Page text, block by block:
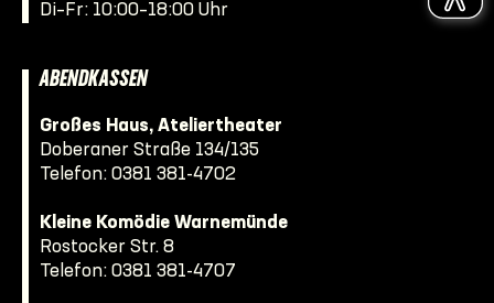
Di–Fr: 10:00–18:00 Uhr
ABENDKASSEN
Großes Haus, Ateliertheater
Doberaner Straße 134/135
Telefon: 0381 381-4702
Kleine Komödie Warnemünde
Rostocker Str. 8
Telefon: 0381 381-4707